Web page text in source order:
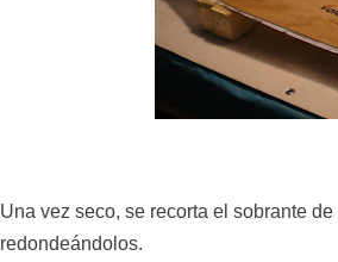
Una vez seco, se recorta el sobrante
redondeándolos.